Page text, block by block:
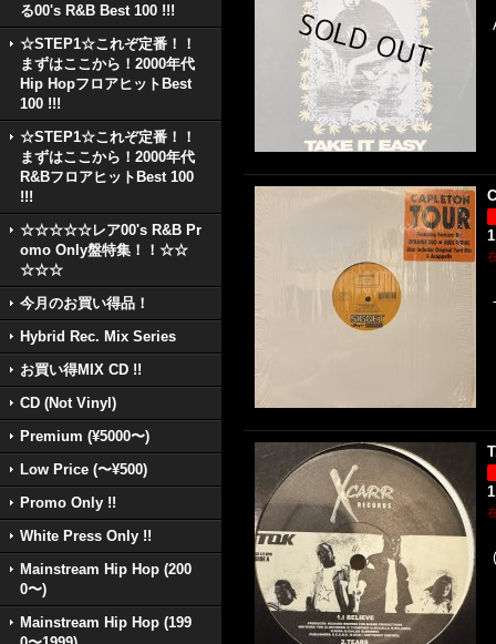
る00's R&B Best 100 !!!
☆STEP1☆これぞ定番！！
まずはここから！2000年代
Hip HopフロアヒットBest
100 !!!
☆STEP1☆これぞ定番！！
まずはここから！2000年代
R&BフロアヒットBest 100
!!!
☆☆☆☆☆レア00's R&B Pr
omo Only盤特集！！☆☆
☆☆☆
今月のお買い得品！
Hybrid Rec. Mix Series
お買い得MIX CD !!
CD (Not Vinyl)
Premium (¥5000〜)
Low Price (〜¥500)
Promo Only !!
White Press Only !!
Mainstream Hip Hop (200
0〜)
Mainstream Hip Hop (199